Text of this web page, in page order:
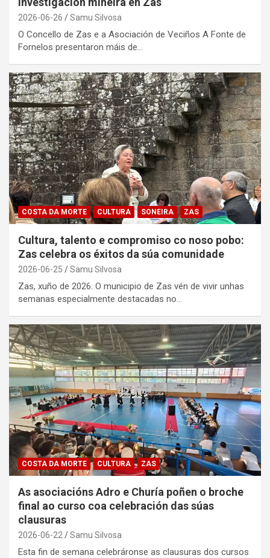
2026-06-26 Samu Silvosa
O Concello de Zas e a Asociación de Veciños A Fonte de
Fornelos presentaron máis de…
COSTA DA MORTE CULTURA SONEIRA ZAS
Cultura, talento e compromiso co noso pobo:
Zas celebra os éxitos da súa comunidade
2026-06-25 Samu Silvosa
Zas, xuño de 2026. O municipio de Zas vén de vivir unhas
semanas especialmente destacadas no…
COSTA DA MORTE CULTURA ZAS
As asociacións Adro e Churía poñen o broche
final ao curso coa celebración das súas
clausuras
2026-06-22 Samu Silvosa
Esta fin de semana celebráronse as clausuras dos cursos